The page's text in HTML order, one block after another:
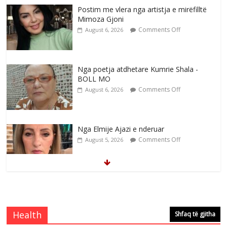
Postim me vlera nga artistja e mirëfilltë
Mimoza Gjoni
August 6, 2026 Comments Off
Nga poetja atdhetare Kumrie Shala -
BOLL MO
August 6, 2026 Comments Off
Nga Elmije Ajazi e nderuar
August 5, 2026 Comments Off
Comments Off
Health Shfaq të gjitha